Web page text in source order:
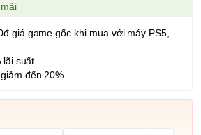
giá game gốc khi mua với máy PS5,
lãi suất
đến 20%